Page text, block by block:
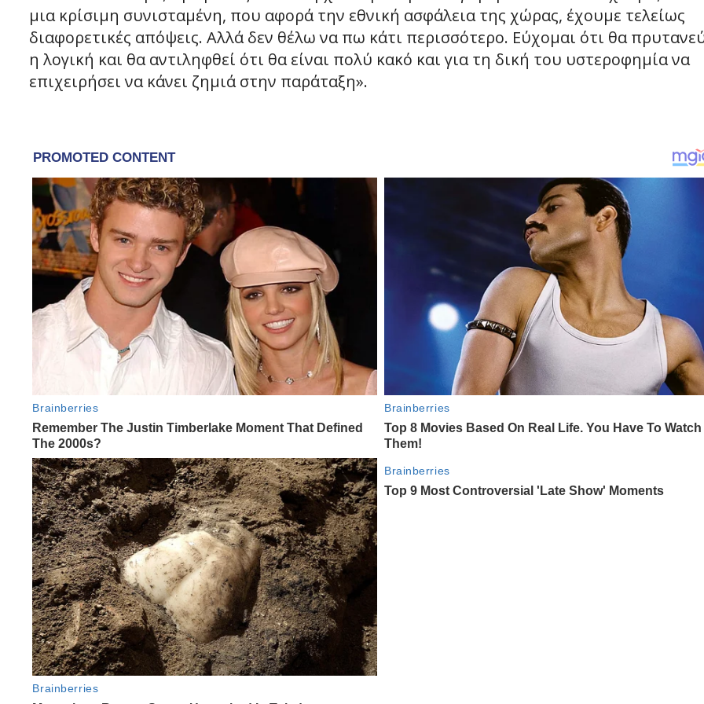
μια κρίσιμη συνισταμένη, που αφορά την εθνική ασφάλεια της χώρας, έχουμε τελείως
διαφορετικές απόψεις. Αλλά δεν θέλω να πω κάτι περισσότερο. Εύχομαι ότι θα
η λογική και θα αντιληφθεί ότι θα είναι πολύ κακό και για τη δική του υστεροφημία να
επιχειρήσει να κάνει ζημιά στην παράταξη».